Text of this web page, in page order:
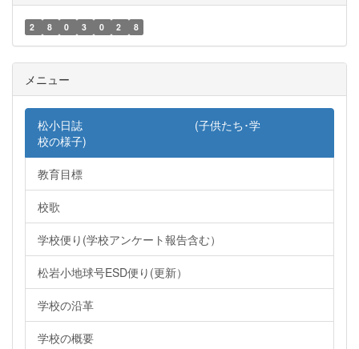
2 8 0 3 0 2 8
メニュー
松小日誌 (子供たち･学
校の様子)
教育目標
校歌
学校便り(学校アンケート報告含む）
松岩小地球号ESD便り(更新）
学校の沿革
学校の概要